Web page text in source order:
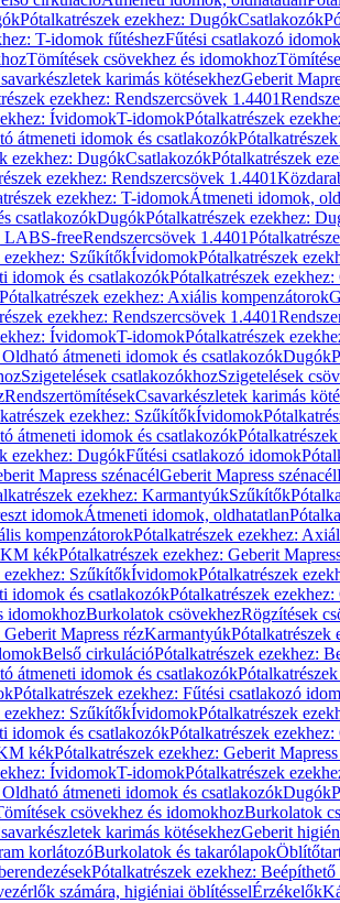
Pótalkatrészek ezekhez: DugókCsatlakozók
T-idomok fűtéshezFűtési csatlakozó idomok
Tömítések csövekhez és idomokhoz
karimás kötésekhezGeberit
ezekhez: Rendszercsövek 1.4401
ÍvidomokT-idomokPótalkatrészek
átmeneti idomok és csatlakozók
ezekhez: DugókCsatlakozókPótalkatrészek
ezekhez: Rendszercsövek 1.4401
ezekhez: T-idomokÁtmeneti idomok,
csatlakozókDugókPótalkatrészek ezekhez:
LABS-freeRendszercsövek 1.4401
ezekhez: SzűkítőkÍvidomokPótalkatrészek
idomok és csatlakozókPótalkatrészek
Pótalkatrészek ezekhez: Axiális kompenzátorok
ezekhez: Rendszercsövek 1.4401
ÍvidomokT-idomokPótalkatrészek
átmeneti idomok és csatlakozókDugók
Szigetelések csatlakozókhozSzigetelések
RendszertömítésekCsavarkészletek karimás
ezekhez: SzűkítőkÍvidomok
átmeneti idomok és csatlakozók
ezekhez: DugókFűtési csatlakozó idomok
Mapress szénacélGeberit Mapress szénacél
ezekhez: KarmantyúkSzűkítők
idomokÁtmeneti idomok, oldhatatlan
kompenzátorokPótalkatrészek ezekhez:
kékPótalkatrészek ezekhez: Geberit
ezekhez: SzűkítőkÍvidomokPótalkatrészek
idomok és csatlakozókPótalkatrészek
idomokhozBurkolatok csövekhezRögzítések
Mapress rézKarmantyúkPótalkatrészek
Belső cirkulációPótalkatrészek ezekhez:
átmeneti idomok és csatlakozók
Pótalkatrészek ezekhez: Fűtési csatlakozó
ezekhez: SzűkítőkÍvidomokPótalkatrészek
idomok és csatlakozókPótalkatrészek
kékPótalkatrészek ezekhez: Geberit
ÍvidomokT-idomokPótalkatrészek
átmeneti idomok és csatlakozókDugók
csövekhez és idomokhozBurkolatok
karimás kötésekhezGeberit
korlátozóBurkolatok és takarólapok
Pótalkatrészek ezekhez:
számára, higiéniai öblítésselÉrzékelők